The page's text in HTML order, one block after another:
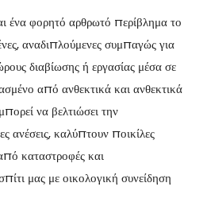
ένα φορητό αρθρωτό περίβλημα το
αναδιπλούμενες συμπαγώς για
διαβίωσης ή εργασίας μέσα σε
από ανθεκτικά και ανθεκτικά
να βελτιώσει την
ανέσεις, καλύπτουν ποικίλες
καταστροφές και
μας με οικολογική συνείδηση